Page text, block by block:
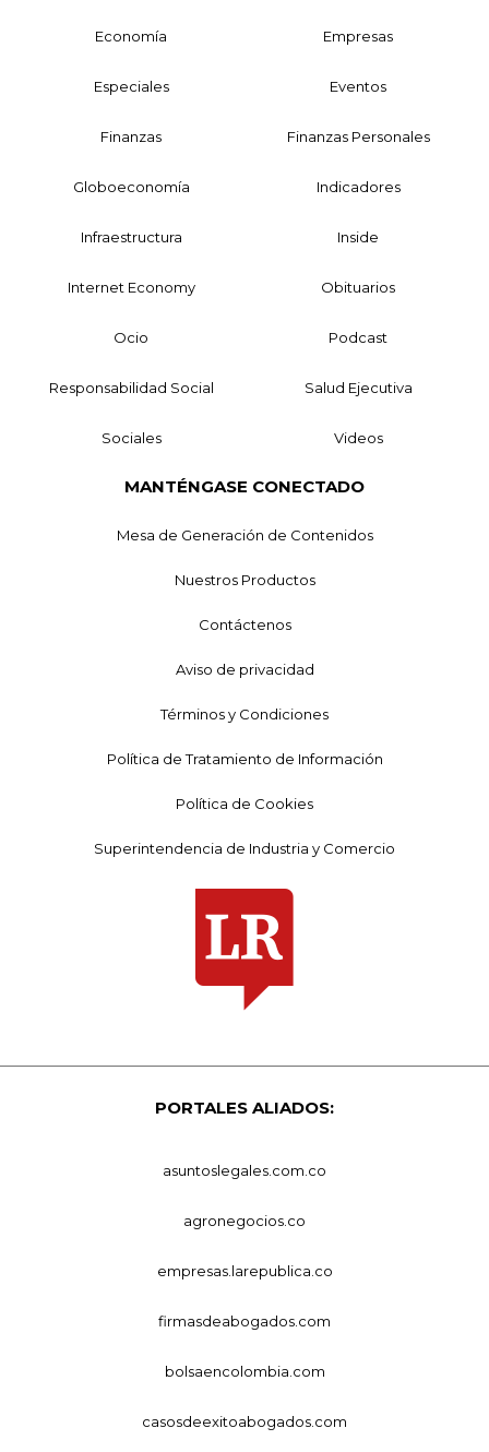
Economía Empresas
Especiales Eventos
Finanzas Finanzas Personales
Globoeconomía Indicadores
Infraestructura Inside
Internet Economy Obituarios
Ocio Podcast
Responsabilidad Social Salud Ejecutiva
Sociales Videos
MANTÉNGASE CONECTADO
Mesa de Generación de Contenidos
Nuestros Productos
Contáctenos
Aviso de privacidad
Términos y Condiciones
Política de Tratamiento de Información
Política de Cookies
Superintendencia de Industria y Comercio
PORTALES ALIADOS:
asuntoslegales.com.co
agronegocios.co
empresas.larepublica.co
firmasdeabogados.com
bolsaencolombia.com
casosdeexitoabogados.com